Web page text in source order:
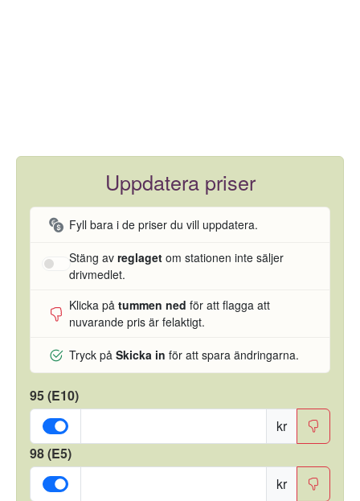
Uppdatera priser
Fyll bara i de priser du vill uppdatera.
Stäng av reglaget om stationen inte säljer
drivmedlet.
Klicka på tummen ned för att flagga att
nuvarande pris är felaktigt.
Tryck på Skicka in för att spara ändringarna.
95 (E10)
kr
98 (E5)
kr